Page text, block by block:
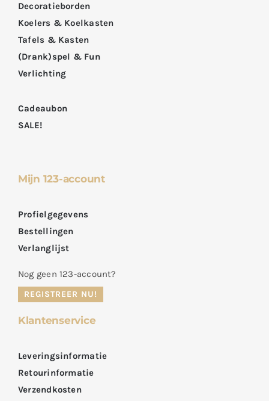
Decoratieborden
Koelers & Koelkasten
Tafels & Kasten
(Drank)spel & Fun
Verlichting
Cadeaubon
SALE!
Mijn 123-account
Profielgegevens
Bestellingen
Verlanglijst
Nog geen 123-account?
REGISTREER NU!
Klantenservice
Leveringsinformatie
Retourinformatie
Verzendkosten